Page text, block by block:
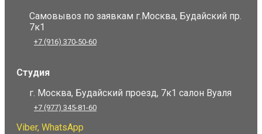
Самовывоз по заявкам г.Москва, Будайский пр.
7к1
+7 (916) 370-50-60
Студия
г. Москва, Будайский проезд, 7к1 салон Вуаля
+7 (977) 345-81-60
Viber, WhatsApp